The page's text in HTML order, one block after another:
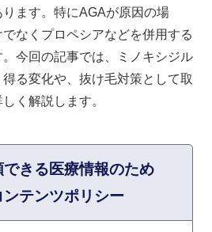
ます。特にAGAが原因の場
なくプロペシアなどを併用する
今回の記事では、ミノキシジル
る変化や、抜け毛対策として取
く解説します。
できる医療情報のため
ンテンツポリシー